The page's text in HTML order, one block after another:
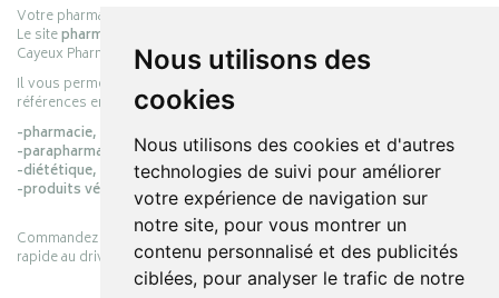
Nous utilisons des
cookies
Nous utilisons des cookies et d'autres
technologies de suivi pour améliorer
votre expérience de navigation sur
notre site, pour vous montrer un
contenu personnalisé et des publicités
ciblées, pour analyser le trafic de notre
Votre pharmacie en ligne :
Le sitepharmacie-cayeux.fr
Cayeux Pharmabest Berck-sur-Mer – Rang-du-Fliers.
Il vous permet de réaliser vos achats en ligne parmi des milliers de
références en :
-pharmacie,
-parapharmacie,
-diététique,
-produits vétérinaires.
Commandez simplement vos produits en ligne et choisissez le retrait
rapide au drive ou la livraison à domicile, en toute simplicité.